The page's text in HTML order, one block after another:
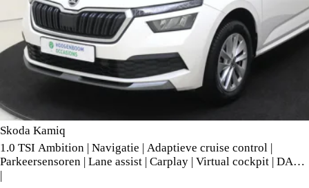
Skoda Kamiq
1.0 TSI Ambition | Navigatie | Adaptieve cruise control |
Parkeersensoren | Lane assist | Carplay | Virtual cockpit | DAB+
|